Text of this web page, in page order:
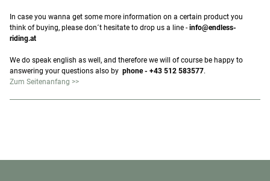
In case you wanna get some more information on a certain product you
think of buying, please don´t hesitate to drop us a line - info@endless-
riding.at
We do speak english as well, and therefore we will of course be happy to
answering your questions also by phone - +43 512 583577.
Zum Seitenanfang >>